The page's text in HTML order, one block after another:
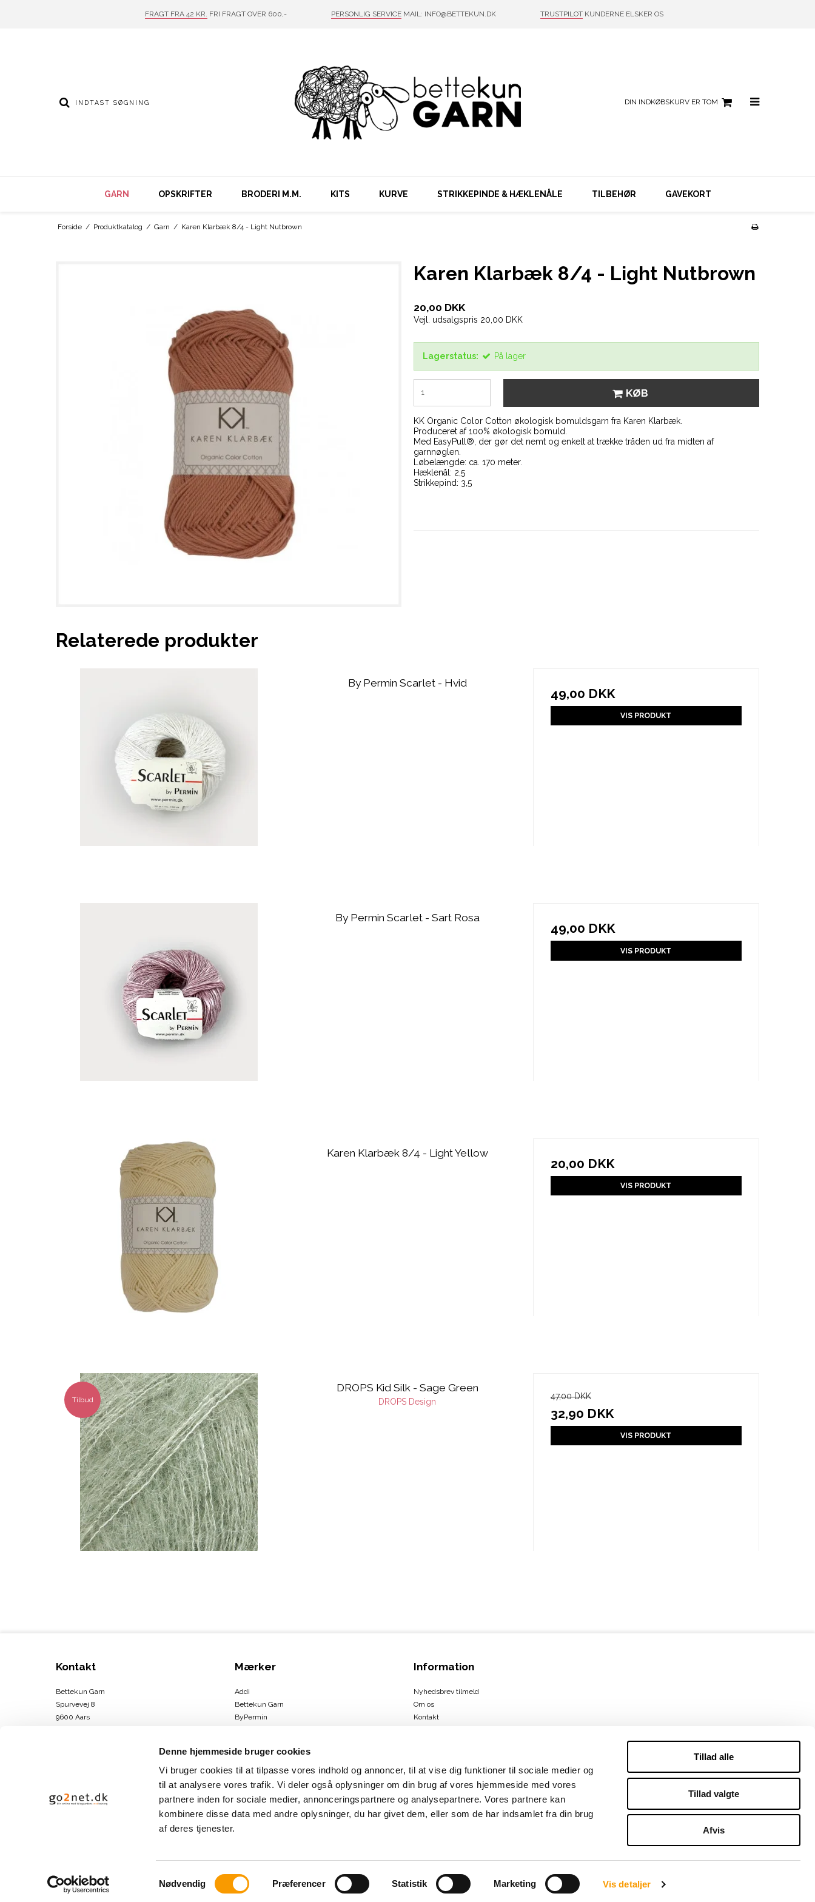
Denne hjemmeside bruger cookies
Vi bruger cookies til at tilpasse vores indhold og annoncer, til at vise dig funktioner til sociale medier og
til at analysere vores trafik. Vi deler også oplysninger om din brug af vores hjemmeside med vores
partnere inden for sociale medier, annonceringspartnere og analysepartnere. Vores partnere kan
kombinere disse data med andre oplysninger, du har givet dem, eller som de har indsamlet fra din brug
af deres tjenester.
Nødvendig Præferencer Statistik Marketing Vis detaljer
Tillad alle
Tillad valgte
Afvis
FRAGT FRA 42 KR. FRI FRAGT OVER 600,- PERSONLIG SERVICEMAIL: INFO@BETTEKUN.DK TRUSTPILOTKUNDERNE ELSKER OS
DIN INDKØBSKURV ER TOM
GARN OPSKRIFTER BRODERI M.M. KITS KURVE STRIKKEPINDE & HÆKLENÅLE TILBEHØR GAVEKORT
Forside / Produktkatalog / Garn / Karen Klarbæk 8/4 - Light Nutbrown
Karen Klarbæk 8/4 - Light Nutbrown
20,00 DKK
Vejl. udsalgspris 20,00 DKK
Lagerstatus: På lager
KØB
KK Organic Color Cotton økologisk bomuldsgarn fra Karen Klarbæk.
Produceret af 100% økologisk bomuld.
Med EasyPull®, der gør det nemt og enkelt at trække tråden ud fra midten af
garnnøglen.
Løbelængde: ca. 170 meter.
Hæklenål: 2,5
Strikkepind: 3,5
Relaterede produkter
By Permin Scarlet - Hvid
49,00 DKK
VIS PRODUKT
By Permin Scarlet - Sart Rosa
49,00 DKK
VIS PRODUKT
Karen Klarbæk 8/4 - Light Yellow
20,00 DKK
VIS PRODUKT
Tilbud
DROPS Kid Silk - Sage Green
DROPS Design
47,00 DKK
32,90 DKK
VIS PRODUKT
Kontakt
Bettekun Garn
Spurvevej 8
9600 Aars
Sitemap
Mærker
Addi
Bettekun Garn
ByPermin
DMC
Drops
DROPS Design
Information
Nyhedsbrev tilmeld
Om os
Kontakt